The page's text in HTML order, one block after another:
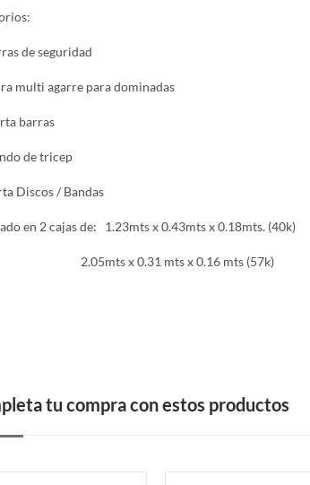
de seguridad
multi agarre para dominadas
barras
de tricep
Discos / Bandas
en 2 cajas de: 1.23mts x 0.43mts x 0.18mts. (40k)
x 0.31 mts x 0.16 mts (57k)
tu compra con estos productos